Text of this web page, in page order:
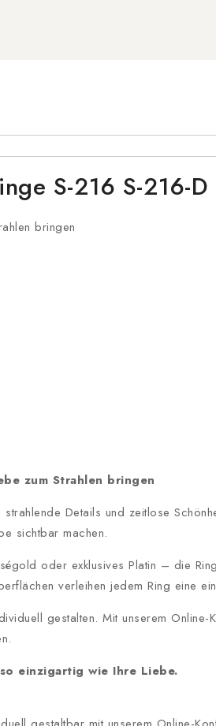
S-216 S-216-D
bringen
zum Strahlen bringen
Details und zeitlose
sichtbar machen.
oder exklusives Platin – die
verleihen jedem Ring eine
gestalten. Mit unserem
einzigartig wie Ihre Liebe.